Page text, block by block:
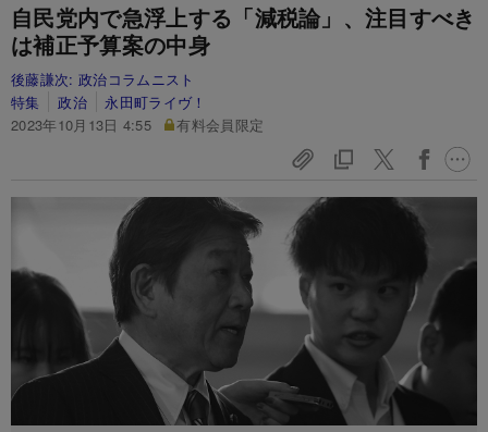
自民党内で急浮上する「減税論」、注目すべき
は補正予算案の中身
後藤謙次: 政治コラムニスト
特集
政治
永田町ライヴ！
2023年10月13日 4:55
有料会員限定